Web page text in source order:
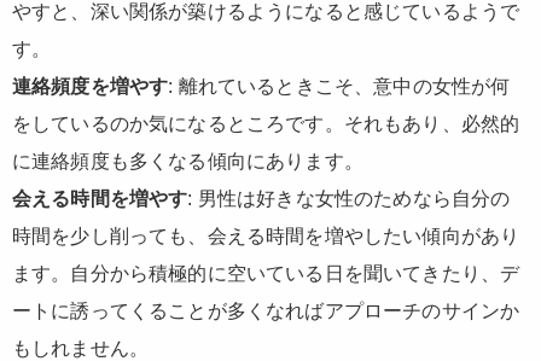
やすと、深い関係が築けるようになると感じているようで
す。
連絡頻度を増やす: 離れているときこそ、意中の女性が何
をしているのか気になるところです。それもあり、必然的
に連絡頻度も多くなる傾向にあります。
会える時間を増やす: 男性は好きな女性のためなら自分の
時間を少し削っても、会える時間を増やしたい傾向があり
ます。自分から積極的に空いている日を聞いてきたり、デ
ートに誘ってくることが多くなればアプローチのサインか
もしれません。